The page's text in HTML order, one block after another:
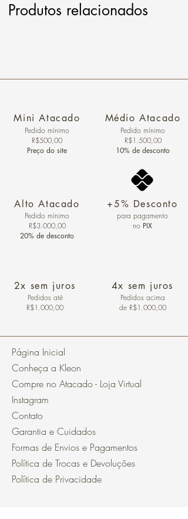
Produtos relacionados
Mini Atacado
Pedido ​mínimo
R$500,00
Preço do site
Alto Atacado
Pedido mínimo
R$3.000,00
20% de desconto
2x sem juros
Pedidos até
R$1.000,00
Médio Atacado
Pedido mínimo
R$1.500,00
10% de desconto
+5% Desconto
para pagamento
no PIX
4x sem juros
Pedidos acima
de R$1.000,00
Página Inicial
Conheça a Kleon
Compre no Atacado - Loja Virtual
Instagram
Contato
Garantia e Cuidados
Formas de Envios e Pagamentos
Política de Trocas e Devoluções
Política de Privacidade